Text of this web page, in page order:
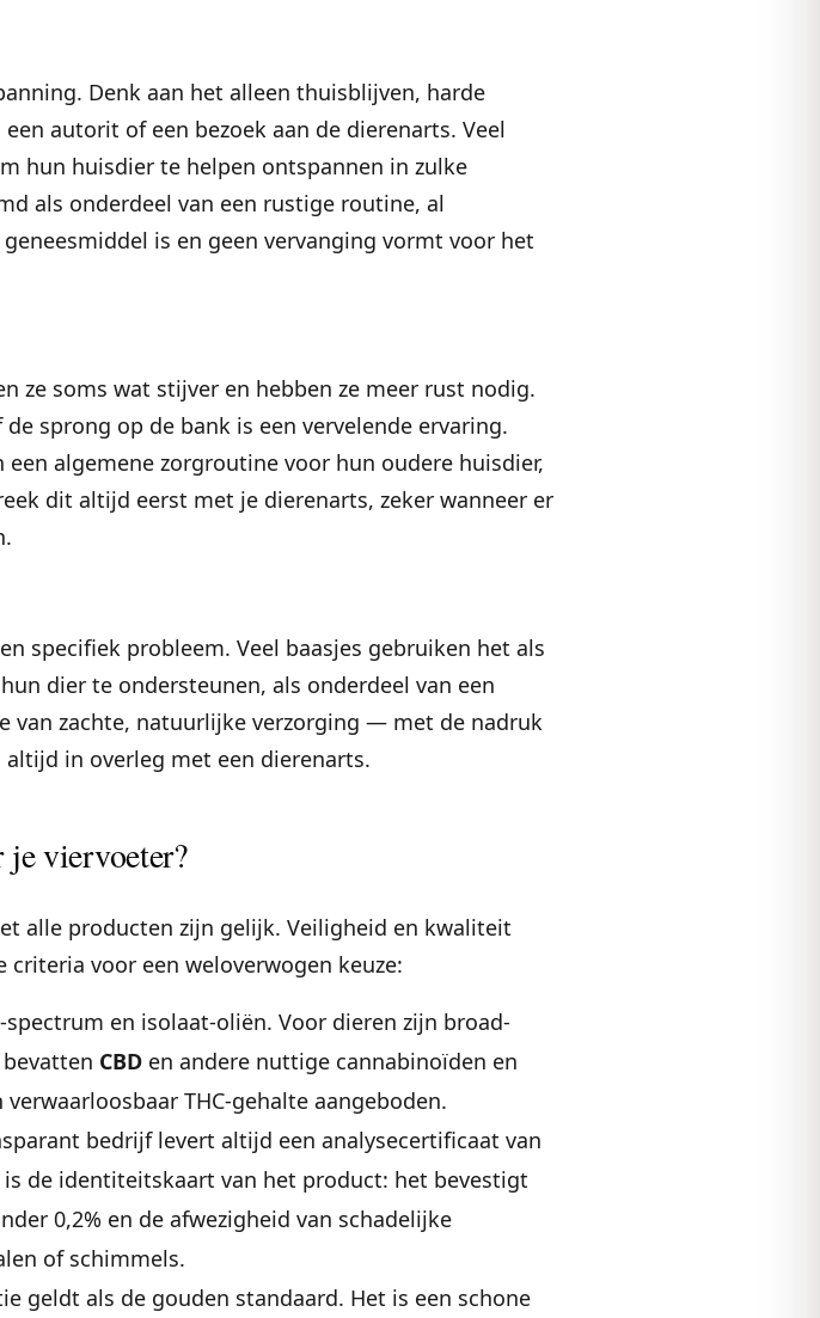
Denk aan het alleen thuisblijven, harde
autorit of een bezoek aan de dierenarts. Veel
hun huisdier te helpen ontspannen in zulke
als onderdeel van een rustige routine, al
is en geen vervanging vormt voor het
ze soms wat stijver en hebben ze meer rust nodig.
sprong op de bank is een vervelende ervaring.
een algemene zorgroutine voor hun oudere huisdier,
dit altijd eerst met je dierenarts, zeker wanneer er
specifiek probleem. Veel baasjes gebruiken het als
dier te ondersteunen, als onderdeel van een
van zachte, natuurlijke verzorging — met de nadruk
in overleg met een dierenarts.
viervoeter?
alle producten zijn gelijk. Veiligheid en kwaliteit
voor een weloverwogen keuze:
en isolaat-oliën. Voor dieren zijn broad-
CBD en andere nuttige cannabinoïden en
THC-gehalte aangeboden.
bedrijf levert altijd een analysecertificaat van
de identiteitskaart van het product: het bevestigt
0,2% en de afwezigheid van schadelijke
of schimmels.
geldt als de gouden standaard. Het is een schone